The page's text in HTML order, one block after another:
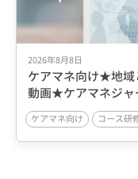
2026年8月8日
ケアマネ向け★地域
動画★ケアマネジャ
期第1回③
ケアマネ向け コース研